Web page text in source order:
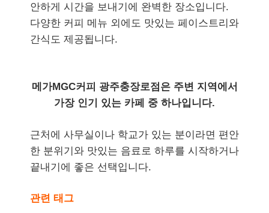
안하게 시간을 보내기에 완벽한 장소입니다.
다양한 커피 메뉴 외에도 맛있는 페이스트리와
간식도 제공됩니다.
메가MGC커피 광주충장로점은 주변 지역에서
가장 인기 있는 카페 중 하나입니다.
근처에 사무실이나 학교가 있는 분이라면 편안
한 분위기와 맛있는 음료로 하루를 시작하거나
끝내기에 좋은 선택입니다.
관련 태그